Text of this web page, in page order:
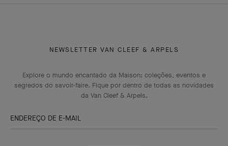
NEWSLETTER VAN CLEEF & ARPELS
Explore o mundo encantado da Maison: coleções, eventos e
segredos do savoir-faire. Fique por dentro de todas as novidades
da Van Cleef & Arpels.
ENDEREÇO DE E-MAIL